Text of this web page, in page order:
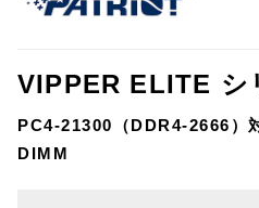
VIPPER ELITE シ
PC4-21300（DDR4-2666）
DIMM